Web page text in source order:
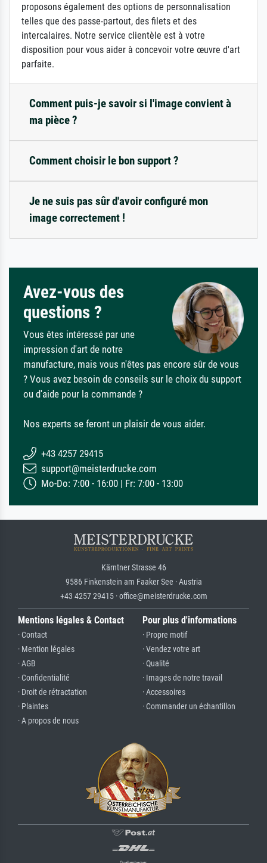
proposons également des options de personnalisation
telles que des passe-partout, des filets et des
intercalaires. Notre service clientèle est à votre
disposition pour vous aider à concevoir votre œuvre d'art
parfaite.
Comment puis-je savoir si l'image convient à
ma pièce ?
Comment choisir le bon support ?
Je ne suis pas sûr d'avoir configuré mon
image correctement !
Avez-vous des
questions ?
Vous êtes intéressé par une
impression d'art de notre
manufacture, mais vous n'êtes pas encore sûr de vous
? Vous avez besoin de conseils sur le choix du support
ou d'aide pour la commande ?
Nos experts se feront un plaisir de vous aider.
+43 4257 29415
support@meisterdrucke.com
Mo-Do: 7:00 - 16:00 | Fr: 7:00 - 13:00
Kärntner Strasse 46
9586 Finkenstein am Faaker See · Austria
+43 4257 29415 · office@meisterdrucke.com
Mentions légales & Contact
· Contact
· Mention légales
· AGB
· Confidentialité
· Droit de rétractation
· Plaintes
· A propos de nous
Pour plus d'informations
· Propre motif
· Vendez votre art
· Qualité
· Images de notre travail
· Accessoires
· Commander un échantillon